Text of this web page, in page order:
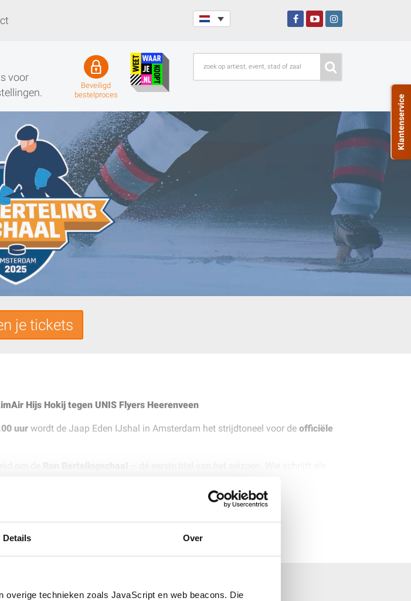
Details Over
technieken zoals JavaScript en web beacons. Die
voor
Beveiligd
bestelproces
je tickets
Hijs Hokij tegen UNIS Flyers Heerenveen
uur wordt de Jaap Eden IJshal in Amsterdam het strijdtoneel voor de officiële
en ambitie verenigt. Dit is het moment om je team te steunen en de spanning
knallende seizoenstart. Wacht niet te lang, want deze clash wil je niet missen!
Klantenservice